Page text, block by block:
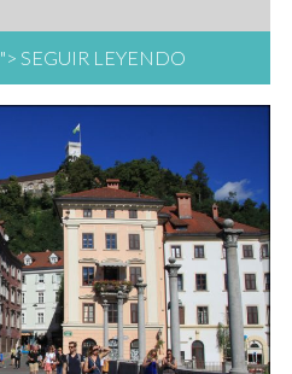
"> SEGUIR LEYENDO